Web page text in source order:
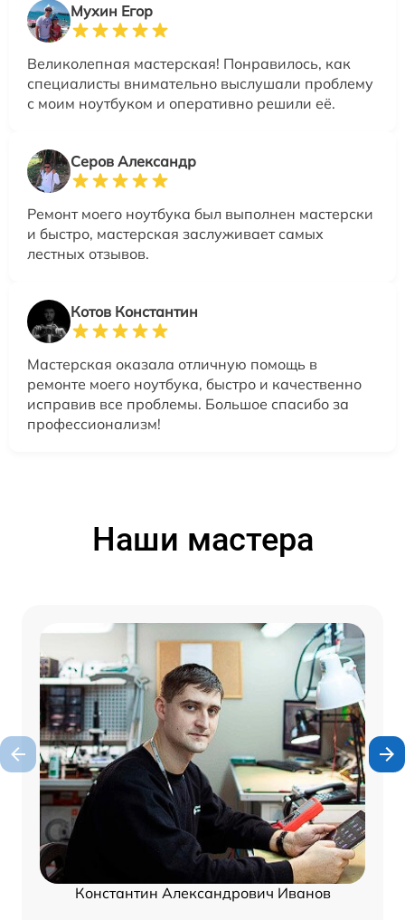
Мухин Егор
Великолепная мастерская! Понравилось, как
специалисты внимательно выслушали проблему
с моим ноутбуком и оперативно решили её.
Серов Александр
Ремонт моего ноутбука был выполнен мастерски
и быстро, мастерская заслуживает самых
лестных отзывов.
Котов Константин
Мастерская оказала отличную помощь в
ремонте моего ноутбука, быстро и качественно
исправив все проблемы. Большое спасибо за
профессионализм!
Наши мастера
Константин Александрович Иванов